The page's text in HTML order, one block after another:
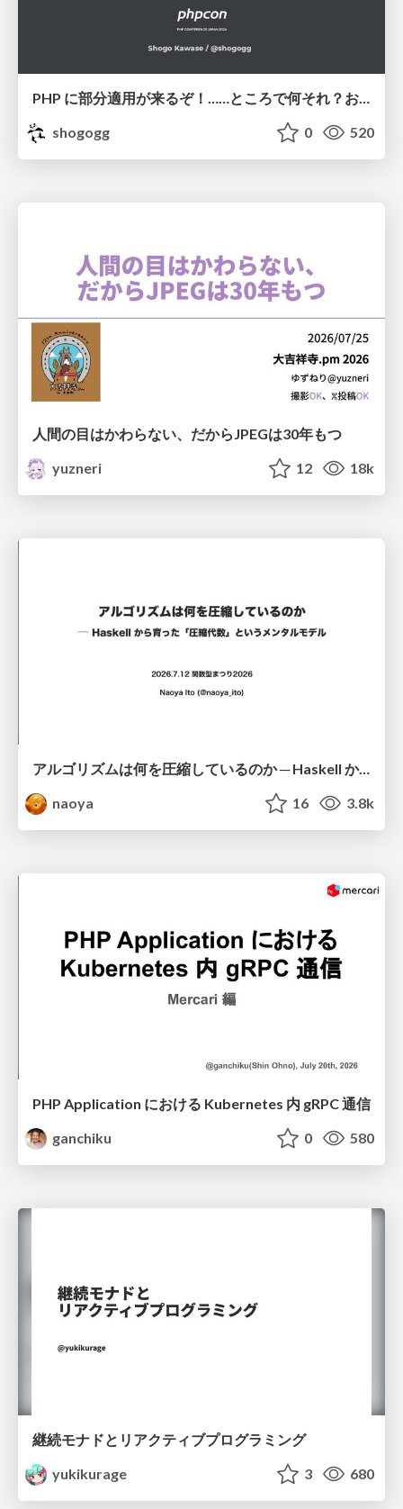
PHP に部分適用が来るぞ！……ところで何それ？おいしいの？ #phpcon / phpcon-2026
shogogg
0 520
人間の目はかわらない、だからJPEGは30年もつ
yuzneri
12 18k
アルゴリズムは何を圧縮しているのか ─ Haskell から育った「圧縮代数」というメンタルモデル
naoya
16 3.8k
PHP Application における Kubernetes 内 gRPC 通信
ganchiku
0 580
継続モナドとリアクティブプログラミング
yukikurage
3 680